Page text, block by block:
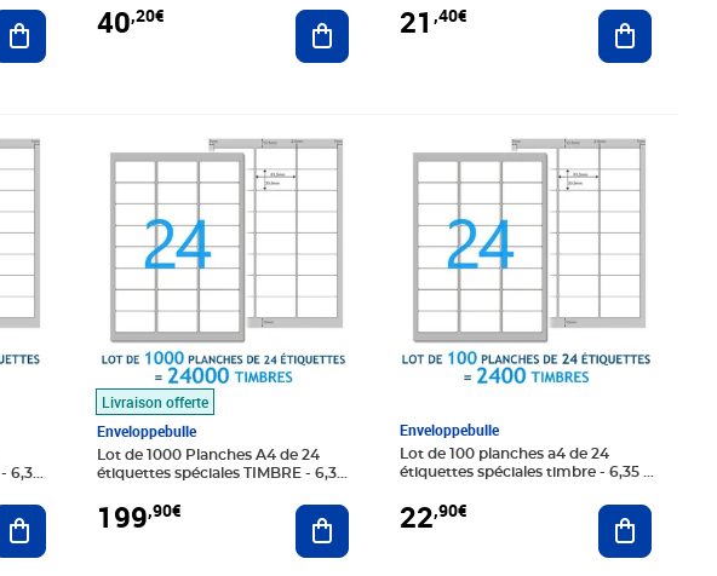
Ajouter au panier
40,20€ Ajouter au panier
21 ,40€ Ajouter
Ajouter au panier
Livraison offerte
Enveloppebulle
Lot de 1000 Planches A4 de 24
étiquettes spéciales TIMBRE - 6,35
199,90€
Prix 199,90€
Ajouter au panier
Enveloppebulle
Lot de 100 planches a4 de 24
étiquettes spéciales timbre - 6,35 x
22,90€
Prix 22,90€
Ajouter